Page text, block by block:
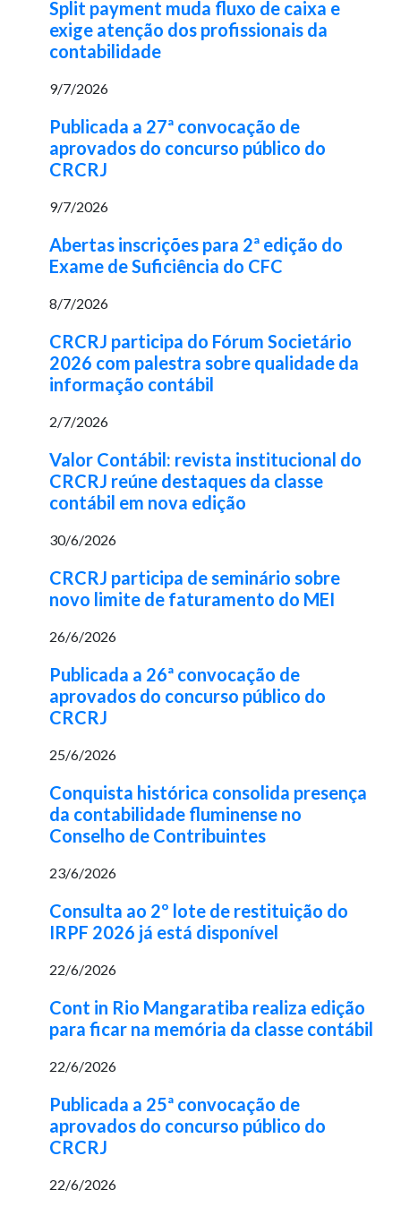
Split payment muda fluxo de caixa e
exige atenção dos profissionais da
contabilidade
9/7/2026
Publicada a 27ª convocação de
aprovados do concurso público do
CRCRJ
9/7/2026
Abertas inscrições para 2ª edição do
Exame de Suficiência do CFC
8/7/2026
CRCRJ participa do Fórum Societário
2026 com palestra sobre qualidade da
informação contábil
2/7/2026
Valor Contábil: revista institucional do
CRCRJ reúne destaques da classe
contábil em nova edição
30/6/2026
CRCRJ participa de seminário sobre
novo limite de faturamento do MEI
26/6/2026
Publicada a 26ª convocação de
aprovados do concurso público do
CRCRJ
25/6/2026
Conquista histórica consolida presença
da contabilidade fluminense no
Conselho de Contribuintes
23/6/2026
Consulta ao 2º lote de restituição do
IRPF 2026 já está disponível
22/6/2026
Cont in Rio Mangaratiba realiza edição
para ficar na memória da classe contábil
22/6/2026
Publicada a 25ª convocação de
aprovados do concurso público do
CRCRJ
22/6/2026